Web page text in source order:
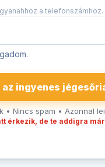
a telefonszámhoz.
az ingyenes
• Nincs spam • Azonnal
érkezik, de te addigra